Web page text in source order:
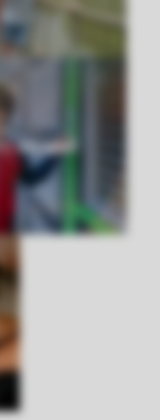
en spel